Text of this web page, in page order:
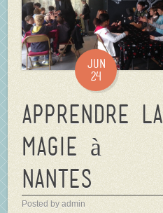
Jun
24
Apprendre la
Magie à
Nantes
Posted by admin